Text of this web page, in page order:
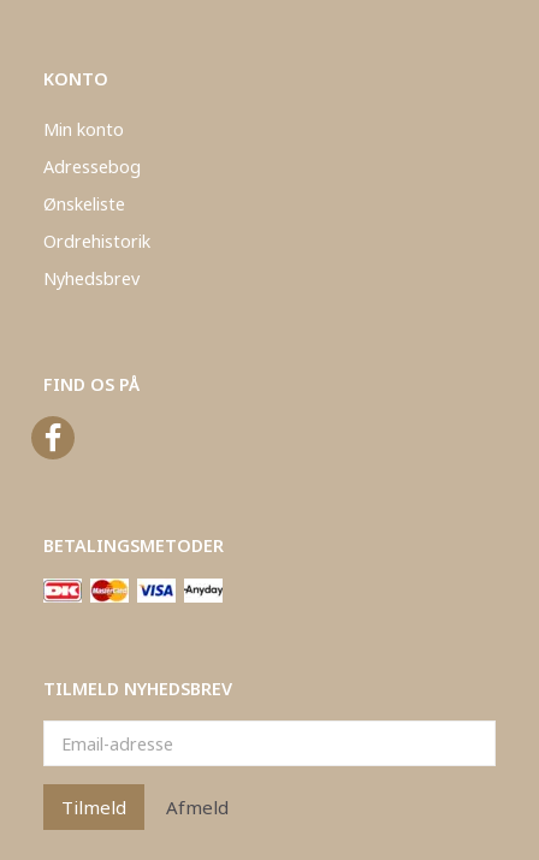
KONTO
Min konto
Adressebog
Ønskeliste
Ordrehistorik
Nyhedsbrev
FIND OS PÅ
BETALINGSMETODER
TILMELD NYHEDSBREV
adresse
Tilmeld Afmeld